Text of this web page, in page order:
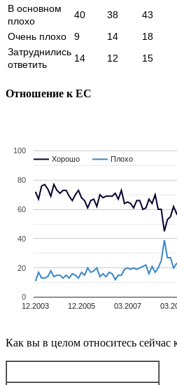
В основном
плохо
40 38 43
Очень плохо
9 14 18
Затруднились
ответить
14 12 15
Отношение к ЕС
12.2003 12.2005 03.2007
0
20
40
60
80
100
Хорошо
Хорошо Плохо
Плохо
Как вы в целом относитесь